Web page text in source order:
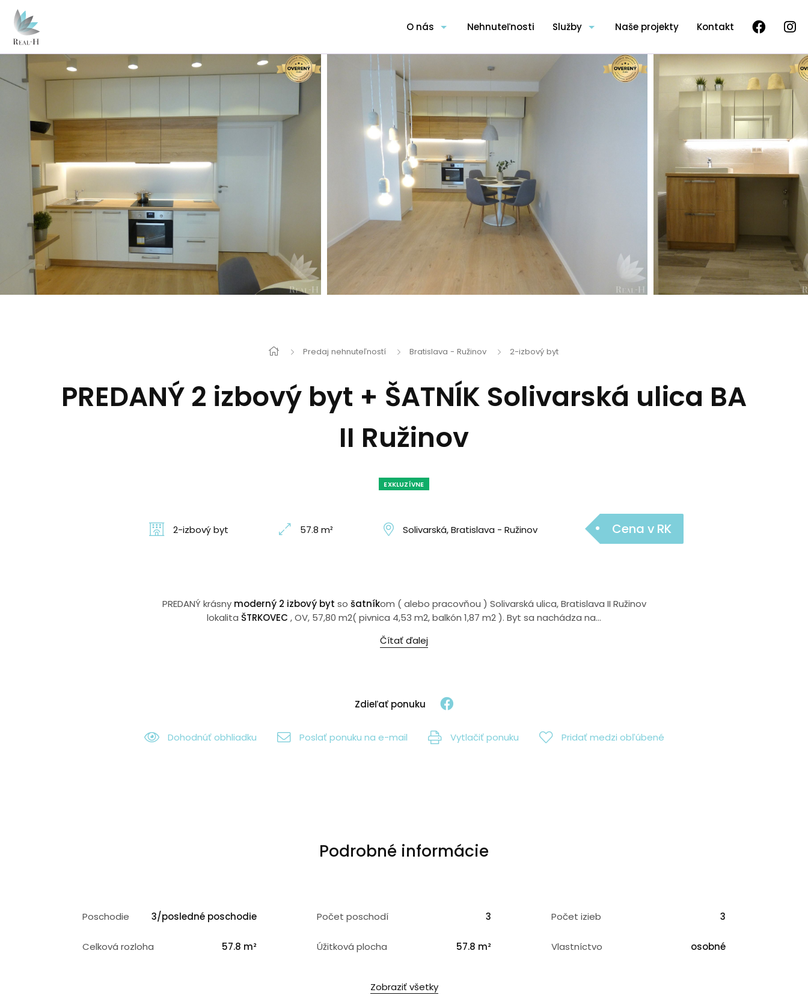
O nás Nehnuteľnosti Služby Naše projekty Kontakt
Predaj nehnuteľností Bratislava - Ružinov 2-izbový byt
PREDANÝ 2 izbový byt + ŠATNÍK Solivarská ulica BA
II Ružinov
EXKLUZÍVNE
2-izbový byt 57.8 m² Solivarská, Bratislava - Ružinov Cena v RK
PREDANÝ krásny moderný 2 izbový byt so šatníkom ( alebo pracovňou ) Solivarská ulica, Bratislava II Ružinov
lokalita ŠTRKOVEC , OV, 57,80 m2( pivnica 4,53 m2, balkón 1,87 m2 ). Byt sa nachádza na...
Čítať ďalej
Zdieľať ponuku
Dohodnúť obhliadku Poslať ponuku na e-mail Vytlačiť ponuku Pridať medzi obľúbené
Podrobné informácie
Poschodie 3/posledné poschodie Počet poschodí 3 Počet izieb 3
Celková rozloha 57.8 m² Úžitková plocha 57.8 m² Vlastníctvo osobné
Zobraziť všetky